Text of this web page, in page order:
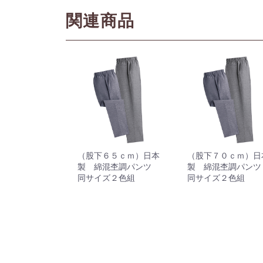
関連商品
（股下６５ｃｍ）日本
製 綿混杢調パンツ
同サイズ２色組
（股下７０ｃｍ）
製 綿混杢調パン
同サイズ２色組